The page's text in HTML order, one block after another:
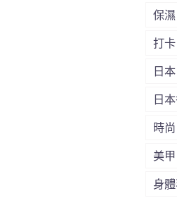
保濕
打卡
日本
日
時尚
美甲
身